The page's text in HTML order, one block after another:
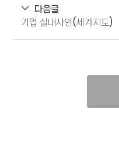
다음글
기업 실내사인(세계지도)